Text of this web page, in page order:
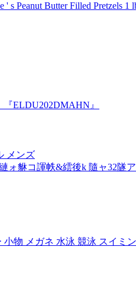
Peanut Butter Filled Pretzels 1
ELDU202DMAHN』
メンズ
ォ貅コ諢帙&繧後k 隨ャ32隧
物 メガネ 水泳 競泳 スイミン